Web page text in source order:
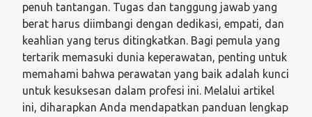
penuh tantangan. Tugas dan tanggung jawab yang
berat harus diimbangi dengan dedikasi, empati, dan
keahlian yang terus ditingkatkan. Bagi pemula yang
tertarik memasuki dunia keperawatan, penting untuk
memahami bahwa perawatan yang baik adalah kunci
untuk kesuksesan dalam profesi ini. Melalui artikel
ini, diharapkan Anda mendapatkan panduan lengkap